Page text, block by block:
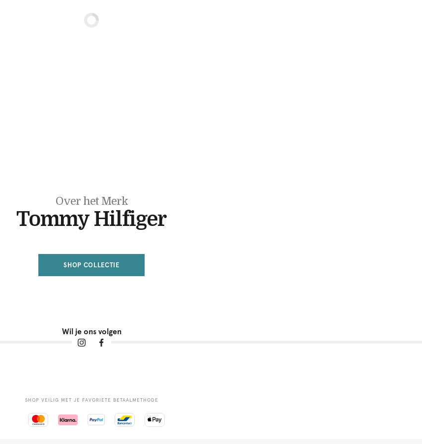
Over het Merk
Tommy Hilfiger
SHOP COLLECTIE
Wil je ons volgen
SHOP VEILIG MET JE FAVORIETE BETAALMETHODE